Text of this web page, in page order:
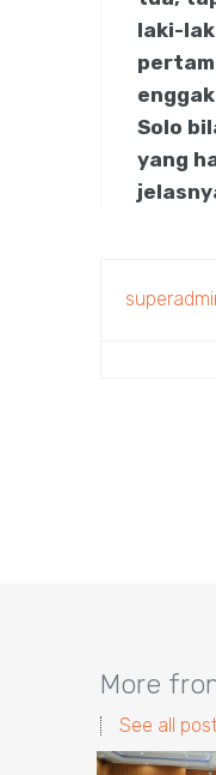
laki-
Solo
yang
More
See all